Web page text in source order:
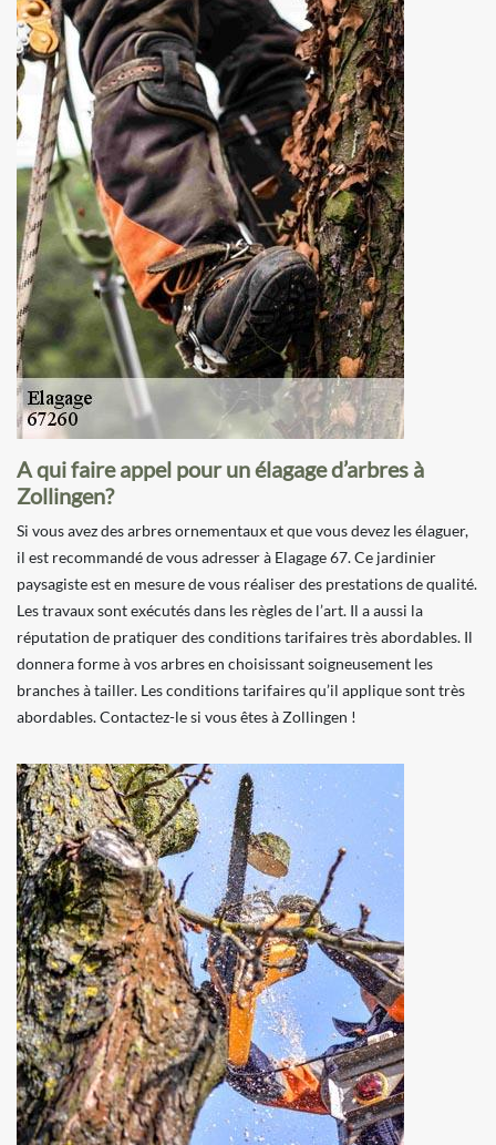
A qui faire appel pour un élagage d’arbres à
Zollingen?
Si vous avez des arbres ornementaux et que vous devez les élaguer,
il est recommandé de vous adresser à Elagage 67. Ce jardinier
paysagiste est en mesure de vous réaliser des prestations de qualité.
Les travaux sont exécutés dans les règles de l’art. Il a aussi la
réputation de pratiquer des conditions tarifaires très abordables. Il
donnera forme à vos arbres en choisissant soigneusement les
branches à tailler. Les conditions tarifaires qu’il applique sont très
abordables. Contactez-le si vous êtes à Zollingen !